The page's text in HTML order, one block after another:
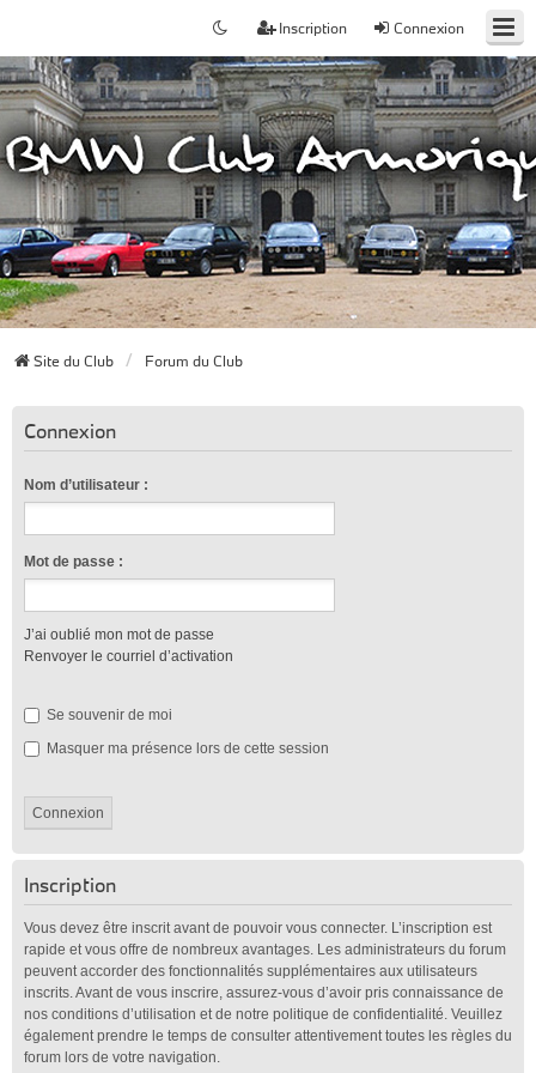
Connexion
Inscription
Site du Club Forum du Club
Connexion
Nom d’utilisateur :
Mot de passe :
J’ai oublié mon mot de passe
Renvoyer le courriel d’activation
Se souvenir de moi
Masquer ma présence lors de cette session
Inscription
Vous devez être inscrit avant de pouvoir vous connecter. L’inscription est
rapide et vous offre de nombreux avantages. Les administrateurs du forum
peuvent accorder des fonctionnalités supplémentaires aux utilisateurs
inscrits. Avant de vous inscrire, assurez-vous d’avoir pris connaissance de
nos conditions d’utilisation et de notre politique de confidentialité. Veuillez
également prendre le temps de consulter attentivement toutes les règles du
forum lors de votre navigation.